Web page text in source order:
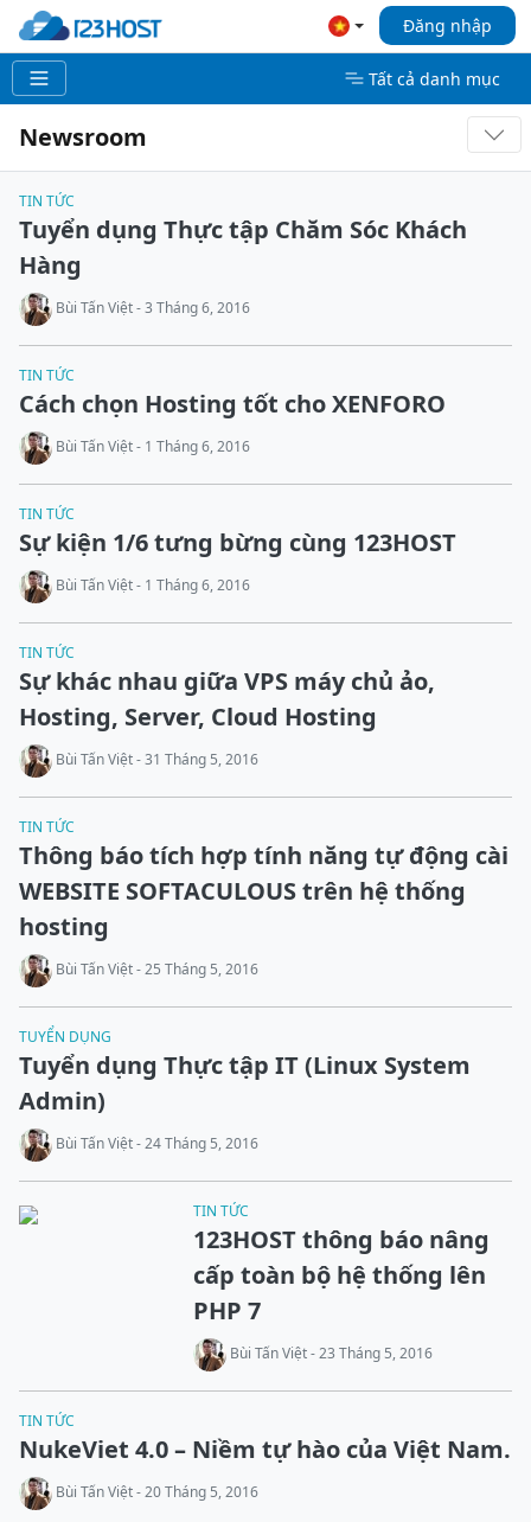
Đăng nhập
Tất cả danh mục
Newsroom
TIN TỨC
Tuyển dụng Thực tập Chăm Sóc Khách
Hàng
Bùi Tấn Việt - 3 Tháng 6, 2016
TIN TỨC
Cách chọn Hosting tốt cho XENFORO
Bùi Tấn Việt - 1 Tháng 6, 2016
TIN TỨC
Sự kiện 1/6 tưng bừng cùng 123HOST
Bùi Tấn Việt - 1 Tháng 6, 2016
TIN TỨC
Sự khác nhau giữa VPS máy chủ ảo,
Hosting, Server, Cloud Hosting
Bùi Tấn Việt - 31 Tháng 5, 2016
TIN TỨC
Thông báo tích hợp tính năng tự động cài
WEBSITE SOFTACULOUS trên hệ thống
hosting
Bùi Tấn Việt - 25 Tháng 5, 2016
TUYỂN DỤNG
Tuyển dụng Thực tập IT (Linux System
Admin)
Bùi Tấn Việt - 24 Tháng 5, 2016
TIN TỨC
123HOST thông báo nâng
cấp toàn bộ hệ thống lên
PHP 7
Bùi Tấn Việt - 23 Tháng 5, 2016
TIN TỨC
NukeViet 4.0 – Niềm tự hào của Việt Nam.
Bùi Tấn Việt - 20 Tháng 5, 2016